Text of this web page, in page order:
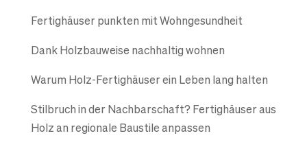
Fertighäuser punkten mit Wohngesundheit
Dank Holzbauweise nachhaltig wohnen
Warum Holz-Fertighäuser ein Leben lang halten
Stilbruch in der Nachbarschaft? Fertighäuser aus
Holz an regionale Baustile anpassen